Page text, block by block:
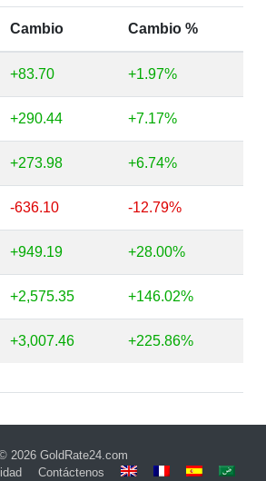
Cambio Cambio %
+83.70 +1.97%
+290.44 +7.17%
+273.98 +6.74%
-636.10 -12.79%
+949.19 +28.00%
+2,575.35 +146.02%
+3,007.46 +225.86%
2026 GoldRate24.com
Contáctenos